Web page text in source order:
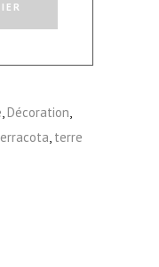
,Décoration,
, terre